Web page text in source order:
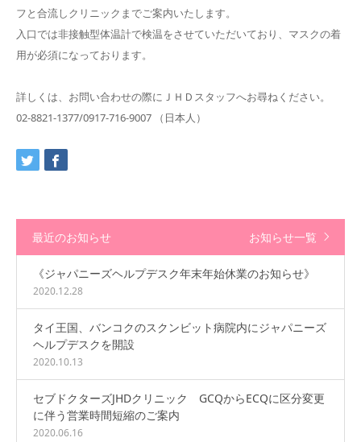
フと合流しクリニックまでご案内いたします。
入口では非接触型体温計で検温をさせていただいており、マスクの着
用が必須になっております。
詳しくは、お問い合わせの際にＪＨＤスタッフへお尋ねください。
02-8821-1377/0917-716-9007 （日本人）
最近のお知らせ お知らせ一覧
《ジャパニーズヘルプデスク年末年始休業のお知らせ》
2020.12.28
タイ王国、バンコクのスクンビット病院内にジャパニーズ
ヘルプデスクを開設
2020.10.13
セブドクターズJHDクリニック GCQからECQに区分変更
に伴う営業時間短縮のご案内
2020.06.16